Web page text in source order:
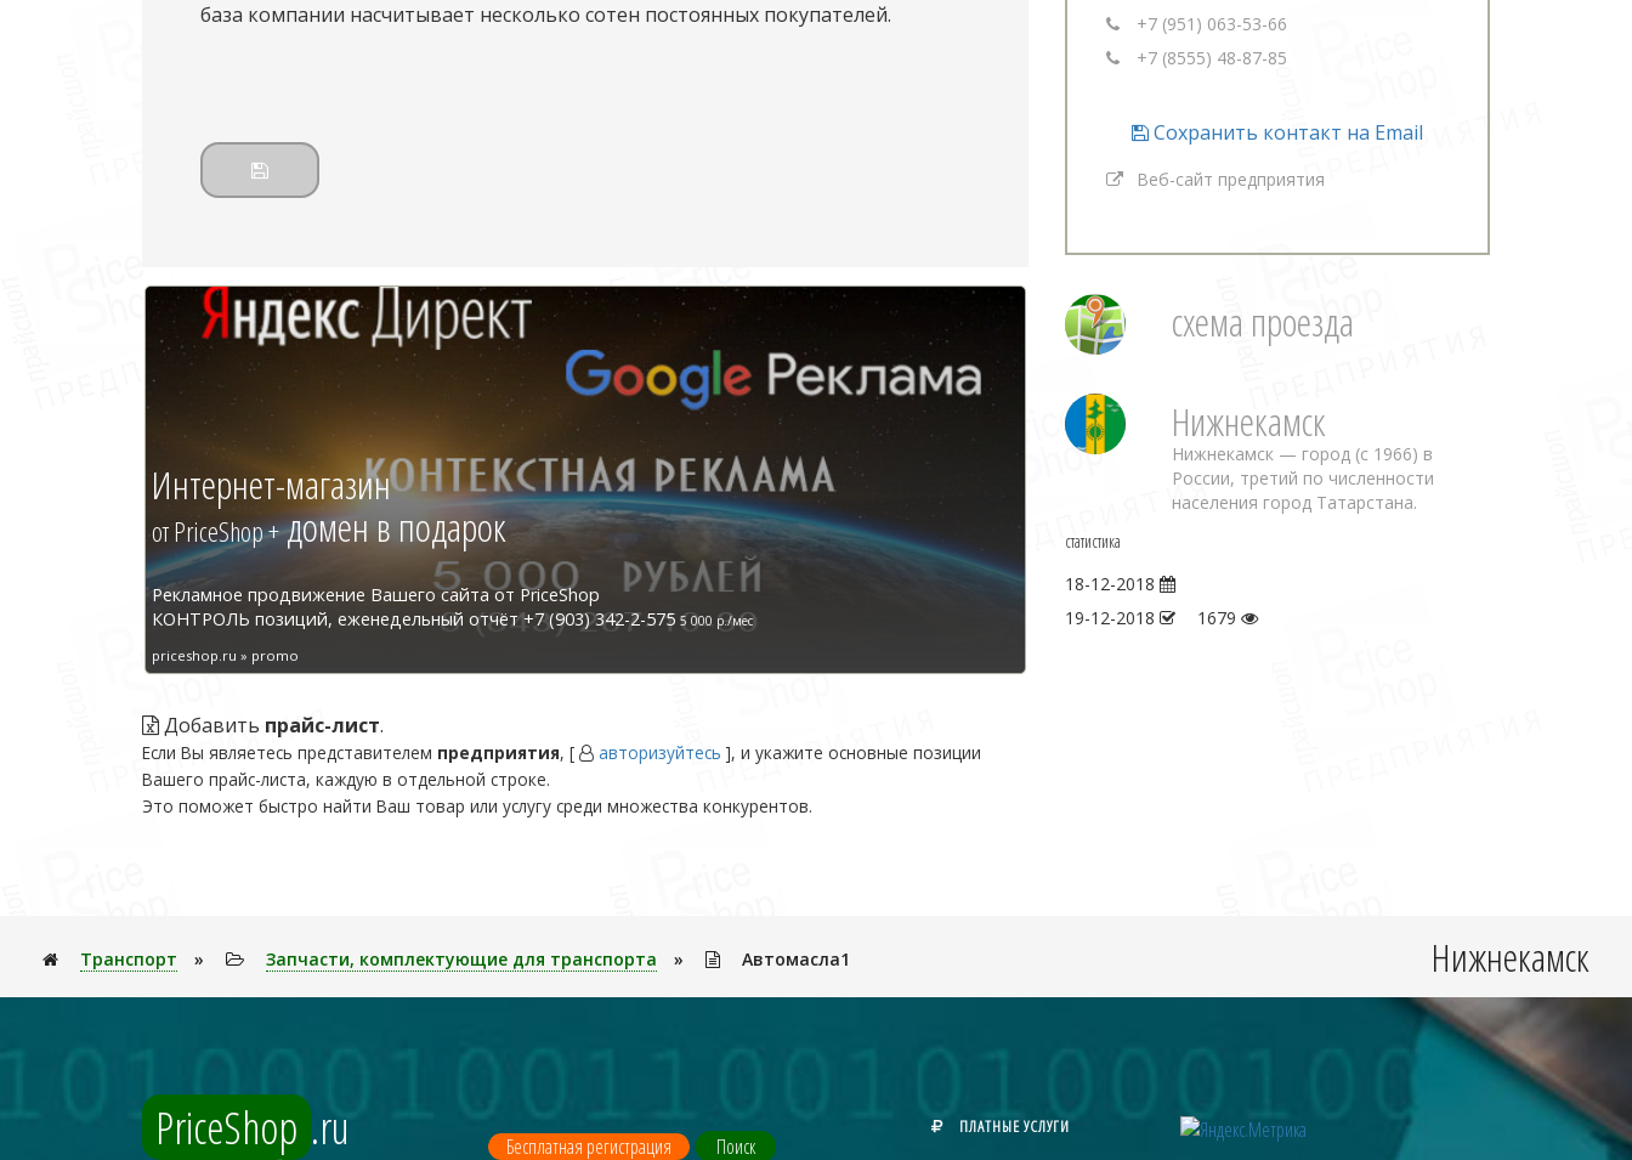
база компании насчитывает несколько сотен постоянных покупателей.
Интернет-магазин
от PriceShop +домен в подарок
Рекламное продвижение Вашего сайта от PriceShop
КОНТРОЛЬ позиций, еженедельный отчёт +7 (903) 342-2-575 5 000 р./мес
priceshop.ru » promo
Добавить прайс-лист.
Если Вы являетесь представителем предприятия, [ авторизуйтесь ], и укажите основные позиции
Вашего прайс-листа, каждую в отдельной строке.
Это поможет быстро найти Ваш товар или услугу среди множества конкурентов.
+7 (951) 063-53-66
+7 (8555) 48-87-85
Сохранить контакт на Email
Веб-сайт предприятия
схема проезда
Нижнекамск
Нижнекамск — город (с 1966) в
России, третий по численности
населения город Татарстана.
статистика
18-12-2018
19-12-2018
1679
Транспорт » Запчасти, комплектующие для транспорта » Автомасла1 Нижнекамск
PriceShop .ru Бесплатная регистрация Поиск
ПЛАТНЫЕ УСЛУГИ